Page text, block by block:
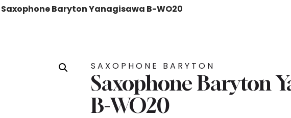
Saxophone Baryton Yanagisawa B-WO20
SAXOPHONE BARYTON
Saxophone Baryton
B-WO20